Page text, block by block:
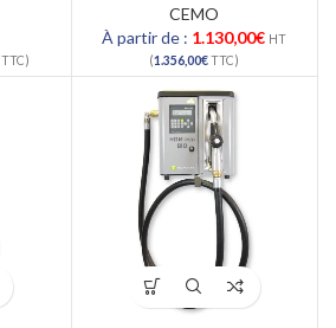
TTC)
CEMO
À partir de : 1.130,00€ HT
(1.356,00€TTC)